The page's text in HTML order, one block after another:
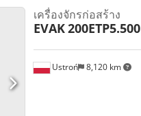
Ustroń 8,120 km
เครื่องจักรก่อสร้าง
EVAK200ETP5.500